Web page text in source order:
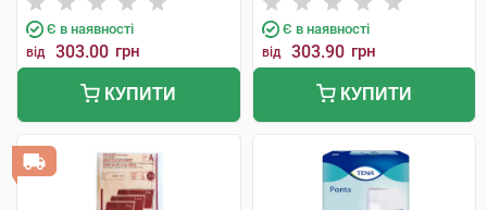
Є в наявності
від 303.00 грн
КУПИТИ
Є в наявності
від 303.90 грн
КУПИТИ